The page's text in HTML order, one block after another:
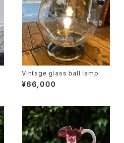
Vintage glass ball lamp
¥66,000